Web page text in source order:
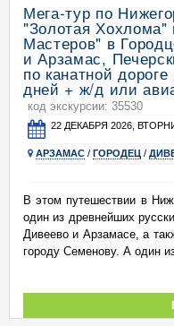
Мега-тур по
"Золотая
Мастеров" в
и Арзамас,
по канатной
дней + ж/д или
код экскурсии: 35530
22 ДЕКАБРЯ 2026,
АРЗАМАС / ГОРОДЕЦ /
В этом путешествии в
один из древнейших
Дивеево и Арзамасе, а
городу Семенову. А один